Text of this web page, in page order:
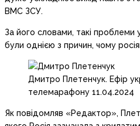
ВМС ЗСУ.
За його словами, такі проблеми
були однією з причин, чому
Дмитро Плетенчук. Ефір
телемарафону 11.04.2024
Як повідомляв «Редактор»,